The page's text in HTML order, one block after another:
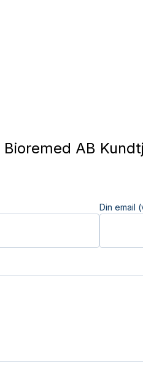
Bioremed AB
Din email